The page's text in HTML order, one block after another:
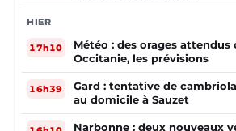
HIER
17h10
Météo : des orages attendus
Occitanie, les prévisions
16h39
Gard : tentative de
au domicile à Sauzet
Narbonne : deux nouveaux